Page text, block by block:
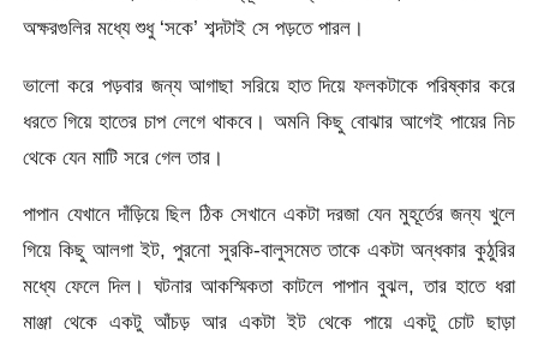
অক্ষরগুলির মধ্যে শুধু ‘সকে’ শব্দটাই সে পড়তে পারল।
ভালো করে পড়বার জন্য আগাছা সরিয়ে হাত দিয়ে ফলকটাকে পরিষ্কার করে
ধরতে গিয়ে হাতের চাপ লেগে থাকবে। অমনি কিছু বোঝার আগেই পায়ের নিচ
থেকে যেন মাটি সরে গেল তার।
পাপান যেখানে দাঁড়িয়ে ছিল ঠিক সেখানে একটা দরজা যেন মুহূর্তের জন্য খুলে
গিয়ে কিছু আলগা ইট, পুরনো সুরকি-বালুসমেত তাকে একটা অন্ধকার কুঠুরির
মধ্যে ফেলে দিল। ঘটনার আকস্মিকতা কাটলে পাপান বুঝল, তার হাতে ধরা
মাঞ্জা থেকে একটু আঁচড় আর একটা ইট থেকে পায়ে একটু চোট ছাড়া